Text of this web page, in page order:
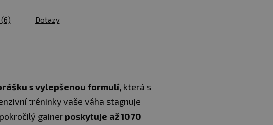
(6) Dotazy
s vylepšenou formulí, která si
tréninky vaše váha stagnuje
gainer poskytuje až 1070